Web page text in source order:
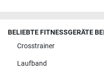
BELIEBTE FITNESSGERÄTE
Crosstrainer
Laufband